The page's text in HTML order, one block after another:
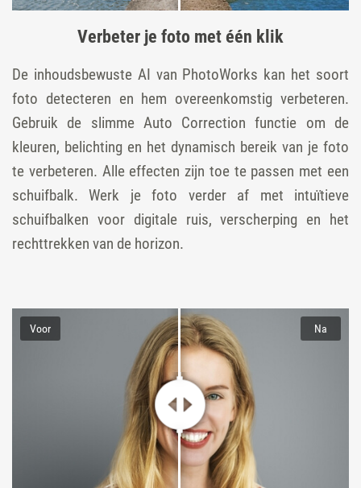
Verbeter je foto met één klik
De inhoudsbewuste AI van PhotoWorks kan het soort
foto detecteren en hem overeenkomstig verbeteren.
Gebruik de slimme Auto Correction functie om de
kleuren, belichting en het dynamisch bereik van je foto
te verbeteren. Alle effecten zijn toe te passen met een
schuifbalk. Werk je foto verder af met intuïtieve
schuifbalken voor digitale ruis, verscherping en het
rechttrekken van de horizon.
Voor Na